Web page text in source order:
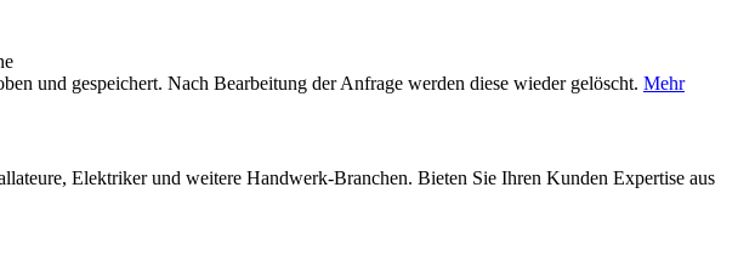
und gespeichert. Nach Bearbeitung der Anfrage werden diese wieder gelöscht. Mehr
Elektriker und weitere Handwerk-Branchen. Bieten Sie Ihren Kunden Expertise aus